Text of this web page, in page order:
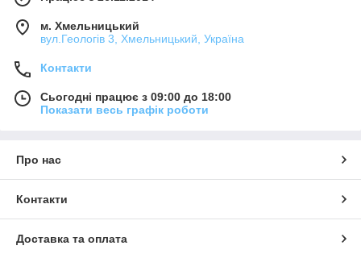
м. Хмельницький
вул.Геологів 3, Хмельницький, Україна
Контакти
Сьогодні працює з 09:00 до 18:00
Показати весь графік роботи
Про нас
Контакти
Доставка та оплата